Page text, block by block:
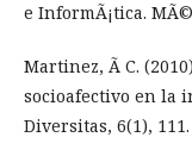
e InformÃ¡tica.
Martinez, Ã C.
socioafectivo en la
Diversitas, 6(1), 111.